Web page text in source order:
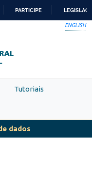
PARTICIPE
ENGLISH
Tutoriais
dados